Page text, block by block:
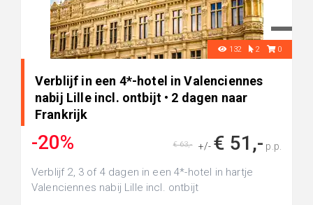
132 2 0
Verblijf in een 4*-hotel in Valenciennes
nabij Lille incl. ontbijt • 2 dagen naar
Frankrijk
-20% +/- € 51,- p.p.
€ 63,-
Verblijf 2, 3 of 4 dagen in een 4*-hotel in hartje
Valenciennes nabij Lille incl. ontbijt